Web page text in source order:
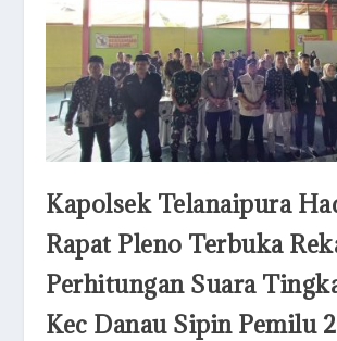
Kapolsek Telanaipura
Rapat Pleno Terbuka
Perhitungan Suara
Kec Danau Sipin Pemilu